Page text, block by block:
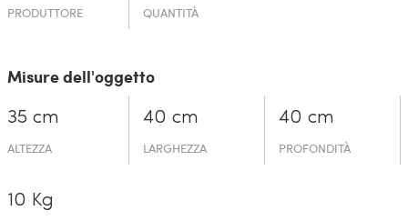
PRODUTTORE QUANTITÀ
Misure dell'oggetto
35 cm
ALTEZZA
40 cm
LARGHEZZA
40 cm
PROFONDITÀ
10 Kg